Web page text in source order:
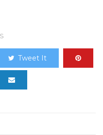
Tweet It